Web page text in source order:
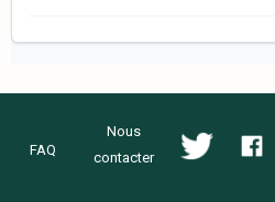
FAQ
Nous
contacter